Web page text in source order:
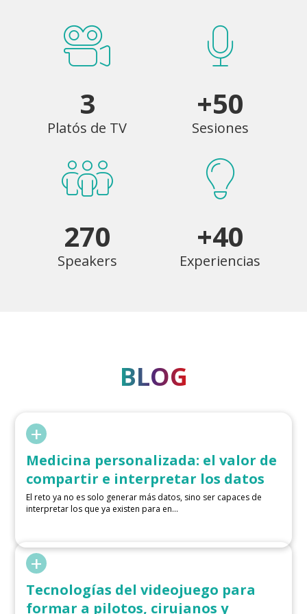
3
Platós de TV
+50
Sesiones
270
Speakers
+40
Experiencias
BLOG
+
Medicina personalizada: el valor de
compartir e interpretar los datos
El reto ya no es solo generar más datos, sino ser capaces de
interpretar los que ya existen para en...
+
Tecnologías del videojuego para
formar a pilotos, cirujanos y